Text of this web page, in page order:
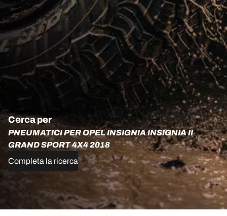
Cerca per
PNEUMATICI PER OPEL INSIGNIA INSIGNIA II
GRAND SPORT 4X4 2018
Completa la ricerca